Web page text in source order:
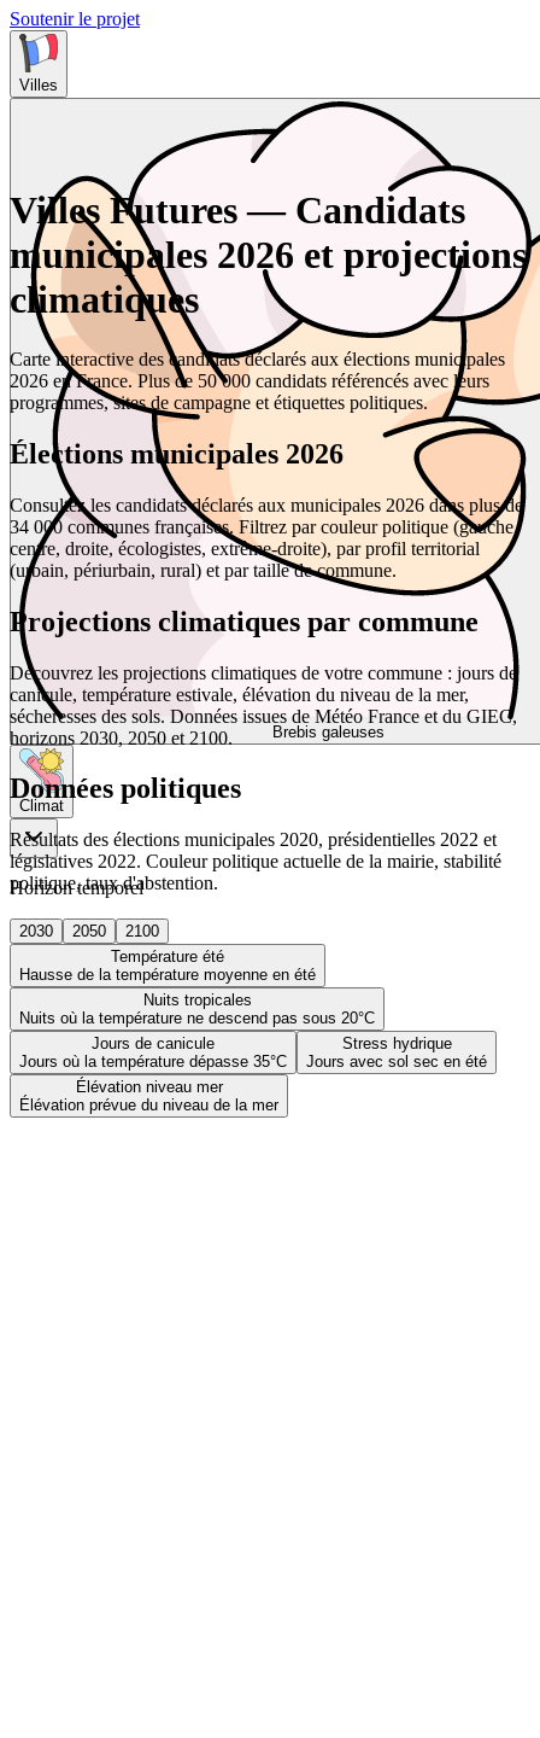
Soutenir le projet
Villes
Brebis galeuses
Climat
Horizon temporel
2030 2050
2100
Température été
Hausse de la température moyenne en été
Nuits tropicales
Nuits où la température ne descend pas sous 20°C
Jours de canicule
Jours où la température dépasse 35°C
Stress hydrique
Jours avec sol sec en été
Élévation niveau mer
Élévation prévue du niveau de la mer
Villes Futures — Candidats
municipales 2026 et projections
climatiques
Carte interactive des candidats déclarés aux élections municipales
2026 en France. Plus de 50 000 candidats référencés avec leurs
programmes, sites de campagne et étiquettes politiques.
Élections municipales 2026
Consultez les candidats déclarés aux municipales 2026 dans plus de
34 000 communes françaises. Filtrez par couleur politique (gauche,
centre, droite, écologistes, extrême-droite), par profil territorial
(urbain, périurbain, rural) et par taille de commune.
Projections climatiques par commune
Découvrez les projections climatiques de votre commune : jours de
canicule, température estivale, élévation du niveau de la mer,
sécheresses des sols. Données issues de Météo France et du GIEC,
horizons 2030, 2050 et 2100.
Données politiques
Résultats des élections municipales 2020, présidentielles 2022 et
législatives 2022. Couleur politique actuelle de la mairie, stabilité
politique, taux d'abstention.